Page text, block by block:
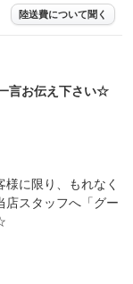
陸送費について聞く
言お伝え下さい☆
に限り、もれなく
店スタッフへ「グー